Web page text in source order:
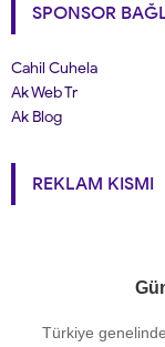
SPONSOR
Cahil Cuhela
Ak Web Tr
Ak Blog
REKLAM KISMI
Türkiye